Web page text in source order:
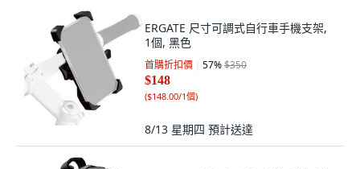
ERGATE 尺寸可調式自行車手機支架,
1個, 黑色
首購折扣價 57%$350
$148
($148.00/1個)
8/13 星期四 預計送達